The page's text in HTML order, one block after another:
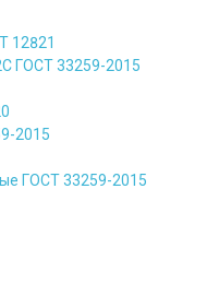
12821
ГОСТ 33259-2015
2015
ГОСТ 33259-2015